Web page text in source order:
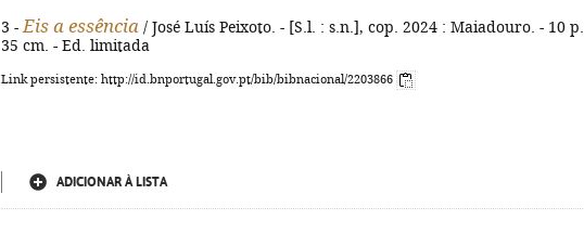
3 - Eis a essência / José Luís Peixoto. - [S.l. : s.n.], cop. 2024 : Maiadouro. - 10
35 cm. - Ed. limitada
Link persistente: http://id.bnportugal.gov.pt/bib/bibnacional/2203866
ADICIONAR À LISTA